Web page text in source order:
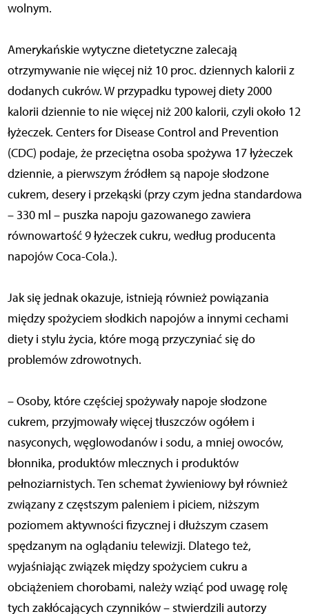
wolnym.
Amerykańskie wytyczne dietetyczne zalecają
otrzymywanie nie więcej niż 10 proc. dziennych kalorii z
dodanych cukrów. W przypadku typowej diety 2000
kalorii dziennie to nie więcej niż 200 kalorii, czyli około 12
łyżeczek. Centers for Disease Control and Prevention
(CDC) podaje, że przeciętna osoba spożywa 17 łyżeczek
dziennie, a pierwszym źródłem są napoje słodzone
cukrem, desery i przekąski (przy czym jedna standardowa
– 330 ml – puszka napoju gazowanego zawiera
równowartość 9 łyżeczek cukru, według producenta
napojów Coca-Cola.).
Jak się jednak okazuje, istnieją również powiązania
między spożyciem słodkich napojów a innymi cechami
diety i stylu życia, które mogą przyczyniać się do
problemów zdrowotnych.
– Osoby, które częściej spożywały napoje słodzone
cukrem, przyjmowały więcej tłuszczów ogółem i
nasyconych, węglowodanów i sodu, a mniej owoców,
błonnika, produktów mlecznych i produktów
pełnoziarnistych. Ten schemat żywieniowy był również
związany z częstszym paleniem i piciem, niższym
poziomem aktywności fizycznej i dłuższym czasem
spędzanym na oglądaniu telewizji. Dlatego też,
wyjaśniając związek między spożyciem cukru a
obciążeniem chorobami, należy wziąć pod uwagę rolę
tych zakłócających czynników – stwierdzili autorzy